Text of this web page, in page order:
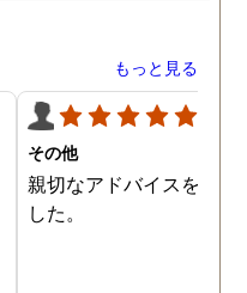
もっと見る
その他
親切なアドバイスを頂き
した。